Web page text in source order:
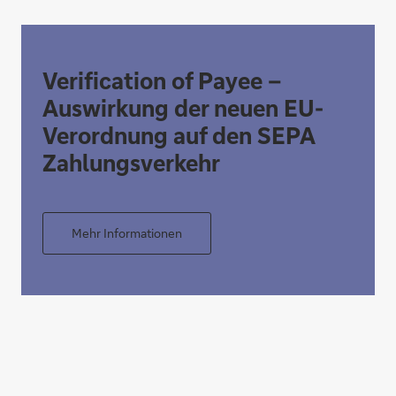
Verification of Payee –
Auswirkung der neuen EU-
Verordnung auf den SEPA
Zahlungsverkehr
Mehr Informationen